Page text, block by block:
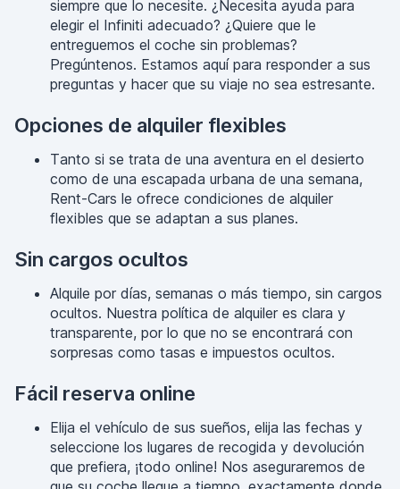
siempre que lo necesite. ¿Necesita ayuda para
elegir el Infiniti adecuado? ¿Quiere que le
entreguemos el coche sin problemas?
Pregúntenos. Estamos aquí para responder a sus
preguntas y hacer que su viaje no sea estresante.
Opciones de alquiler flexibles
Tanto si se trata de una aventura en el desierto
como de una escapada urbana de una semana,
Rent-Cars le ofrece condiciones de alquiler
flexibles que se adaptan a sus planes.
Sin cargos ocultos
Alquile por días, semanas o más tiempo, sin cargos
ocultos. Nuestra política de alquiler es clara y
transparente, por lo que no se encontrará con
sorpresas como tasas e impuestos ocultos.
Fácil reserva online
Elija el vehículo de sus sueños, elija las fechas y
seleccione los lugares de recogida y devolución
que prefiera, ¡todo online! Nos aseguraremos de